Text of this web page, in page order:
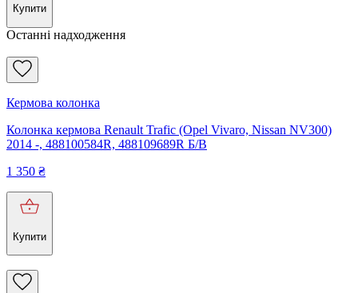
Купити
Останні надходження
Кермова колонка
Колонка кермова Renault Trafic (Opel Vivaro, Nissan NV300)
2014 -, 488100584R, 488109689R Б/В
1 350 ₴
Купити